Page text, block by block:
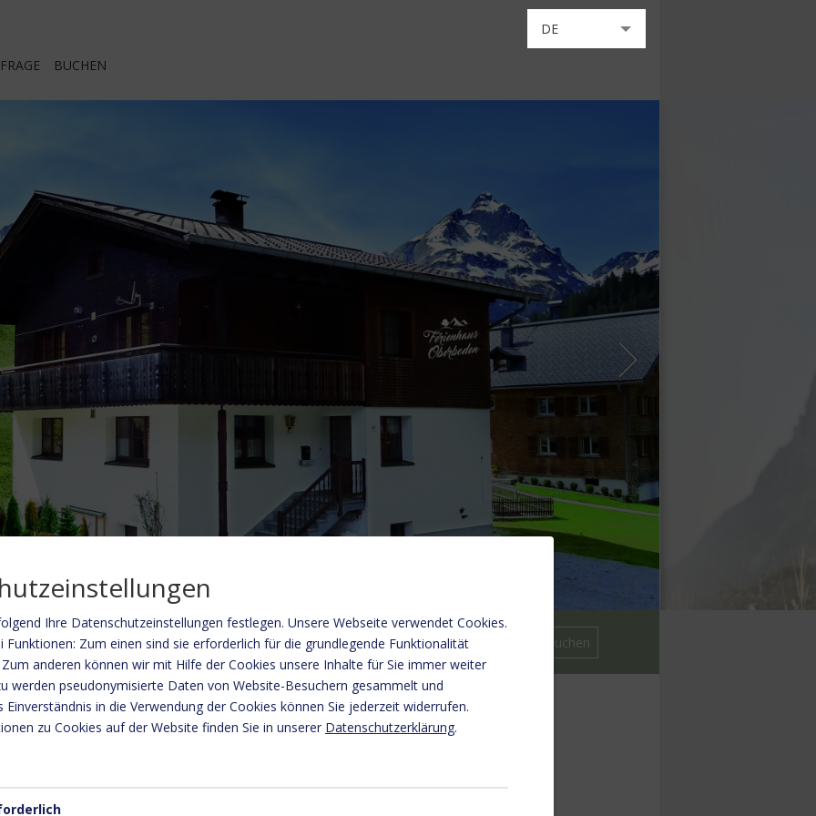
DE
BUCHEN
im Ferienhaus Oberboden!
Ortsteil Oberboden, dem Sonnenplateau von Schröcken.
18 Personen - ideal für Gruppen und Familien.
Ihre Datenschutzeinstellungen festlegen. Unsere Webseite verwendet Cookies.
Funktionen: Zum einen sind sie erforderlich für die grundlegende Funktionalität
anderen können wir mit Hilfe der Cookies unsere Inhalte für Sie immer weiter
werden pseudonymisierte Daten von Website-Besuchern gesammelt und
Einverständnis in die Verwendung der Cookies können Sie jederzeit widerrufen.
zu Cookies auf der Website finden Sie in unserer Datenschutzerklärung.